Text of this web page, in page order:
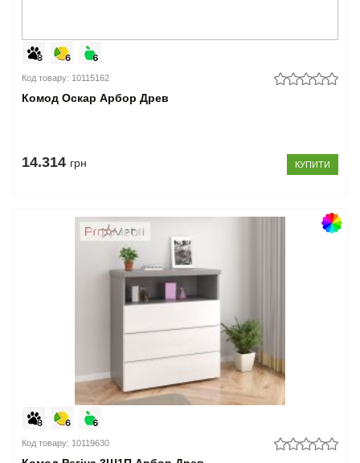
Код товару: 10115162
Комод Оскар Арбор Древ
14.314 грн КУПИТИ
Код товару: 10119630